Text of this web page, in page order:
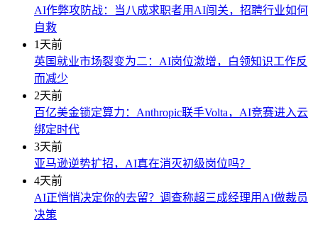
AI作弊攻防战：当八成求职者用AI闯关，招聘行业如何
自救
1天前
英国就业市场裂变为二：AI岗位激增，白领知识工作反
而减少
2天前
百亿美金锁定算力：Anthropic联手Volta，AI竞赛进入云
绑定时代
3天前
亚马逊逆势扩招，AI真在消灭初级岗位吗？
4天前
AI正悄悄决定你的去留？调查称超三成经理用AI做裁员
决策